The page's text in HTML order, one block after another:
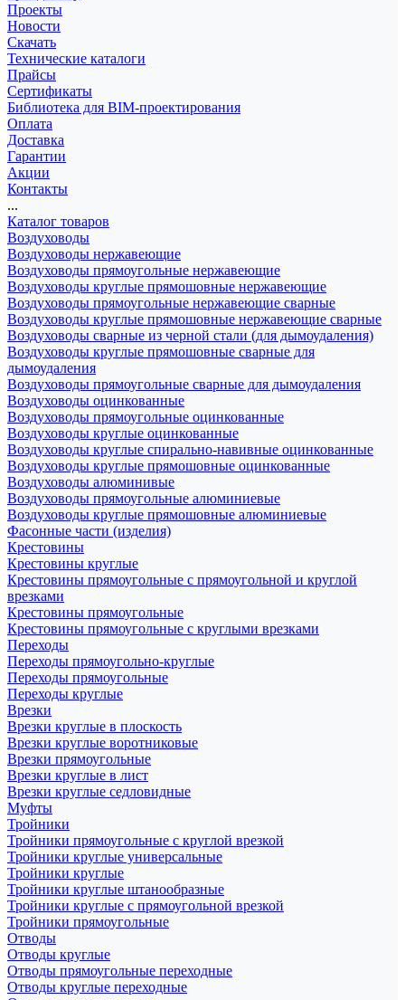
Проекты
Новости
Скачать
Технические каталоги
Прайсы
Сертификаты
Библиотека для BIM-проектирования
Оплата
Доставка
Гарантии
Акции
Контакты
...
Каталог товаров
Воздуховоды
Воздуховоды нержавеющие
Воздуховоды прямоугольные нержавеющие
Воздуховоды круглые прямошовные нержавеющие
Воздуховоды прямоугольные нержавеющие сварные
Воздуховоды круглые прямошовные нержавеющие сварные
Воздуховоды сварные из черной стали (для дымоудаления)
Воздуховоды круглые прямошовные сварные для
дымоудаления
Воздуховоды прямоугольные сварные для дымоудаления
Воздуховоды оцинкованные
Воздуховоды прямоугольные оцинкованные
Воздуховоды круглые оцинкованные
Воздуховоды круглые спирально-навивные оцинкованные
Воздуховоды круглые прямошовные оцинкованные
Воздуховоды алюминивые
Воздуховоды прямоугольные алюминиевые
Воздуховоды круглые прямошовные алюминиевые
Фасонные части (изделия)
Крестовины
Крестовины круглые
Крестовины прямоугольные с прямоугольной и круглой
врезками
Крестовины прямоугольные
Крестовины прямоугольные с круглыми врезками
Переходы
Переходы прямоугольно-круглые
Переходы прямоугольные
Переходы круглые
Врезки
Врезки круглые в плоскость
Врезки круглые воротниковые
Врезки прямоугольные
Врезки круглые в лист
Врезки круглые седловидные
Муфты
Тройники
Тройники прямоугольные с круглой врезкой
Тройники круглые универсальные
Тройники круглые
Тройники круглые штанообразные
Тройники круглые с прямоугольной врезкой
Тройники прямоугольные
Отводы
Отводы круглые
Отводы прямоугольные переходные
Отводы круглые переходные